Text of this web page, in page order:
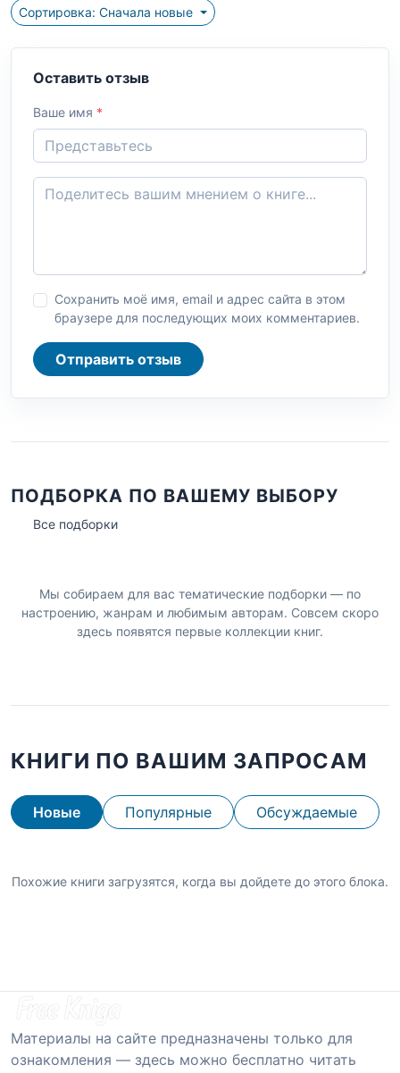
Сортировка: Сначала новые
Оставить отзыв
Ваше имя *
Сохранить моё имя, email и адрес сайта в этом
браузере для последующих моих комментариев.
Отправить отзыв
ПОДБОРКА ПО ВАШЕМУ ВЫБОРУ
Все подборки
Мы собираем для вас тематические подборки — по
настроению, жанрам и любимым авторам. Совсем скоро
здесь появятся первые коллекции книг.
КНИГИ ПО ВАШИМ ЗАПРОСАМ
Новые Популярные Обсуждаемые
Похожие книги загрузятся, когда вы дойдете до этого блока.
Материалы на сайте предназначены только для
ознакомления — здесь можно бесплатно читать